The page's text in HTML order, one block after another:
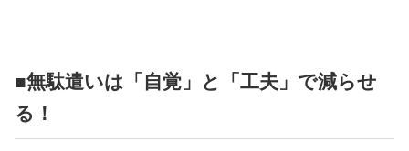
■無駄遣いは「自覚」と「工夫」で減らせ
る！